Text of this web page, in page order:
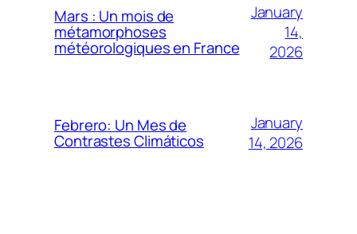
Mars : Un mois de
métamorphoses
météorologiques en France
January
14,
2026
Febrero: Un Mes de
Contrastes Climáticos
January
14, 2026